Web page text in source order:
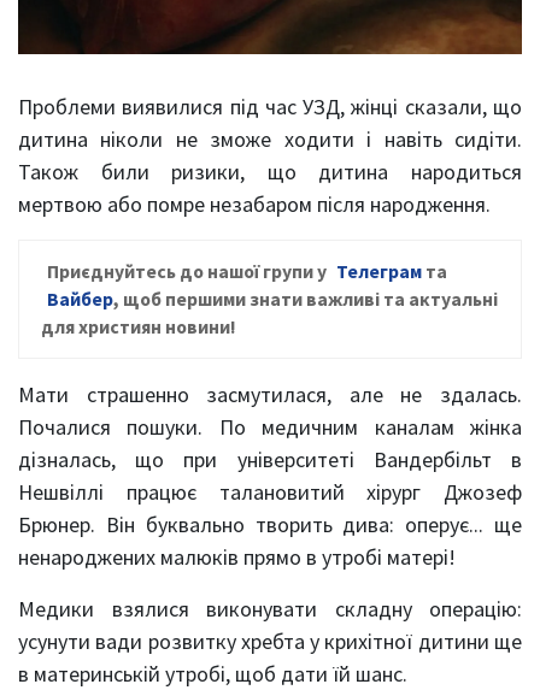
Проблеми виявилися під час УЗД, жінці сказали, що
дитина ніколи не зможе ходити і навіть сидіти.
Також били ризики, що дитина народиться
мертвою або помре незабаром після народження.
Приєднуйтесь до нашої групи у Телеграм та
Вайбер, щоб першими знати важливі та актуальні
для християн новини!
Мати страшенно засмутилася, але не здалась.
Почалися пошуки. По медичним каналам жінка
дізналась, що при університеті Вандербільт в
Нешвіллі працює талановитий хірург Джозеф
Брюнер. Він буквально творить дива: оперує... ще
ненароджених малюків прямо в утробі матері!
Медики взялися виконувати складну операцію:
усунути вади розвитку хребта у крихітної дитини ще
в материнській утробі, щоб дати їй шанс.